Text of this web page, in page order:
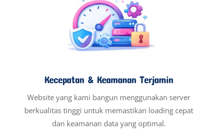
Kecepatan & Keamanan Terjamin
Website yang kami bangun menggunakan server
berkualitas tinggi untuk memastikan loading cepat
dan keamanan data yang optimal.